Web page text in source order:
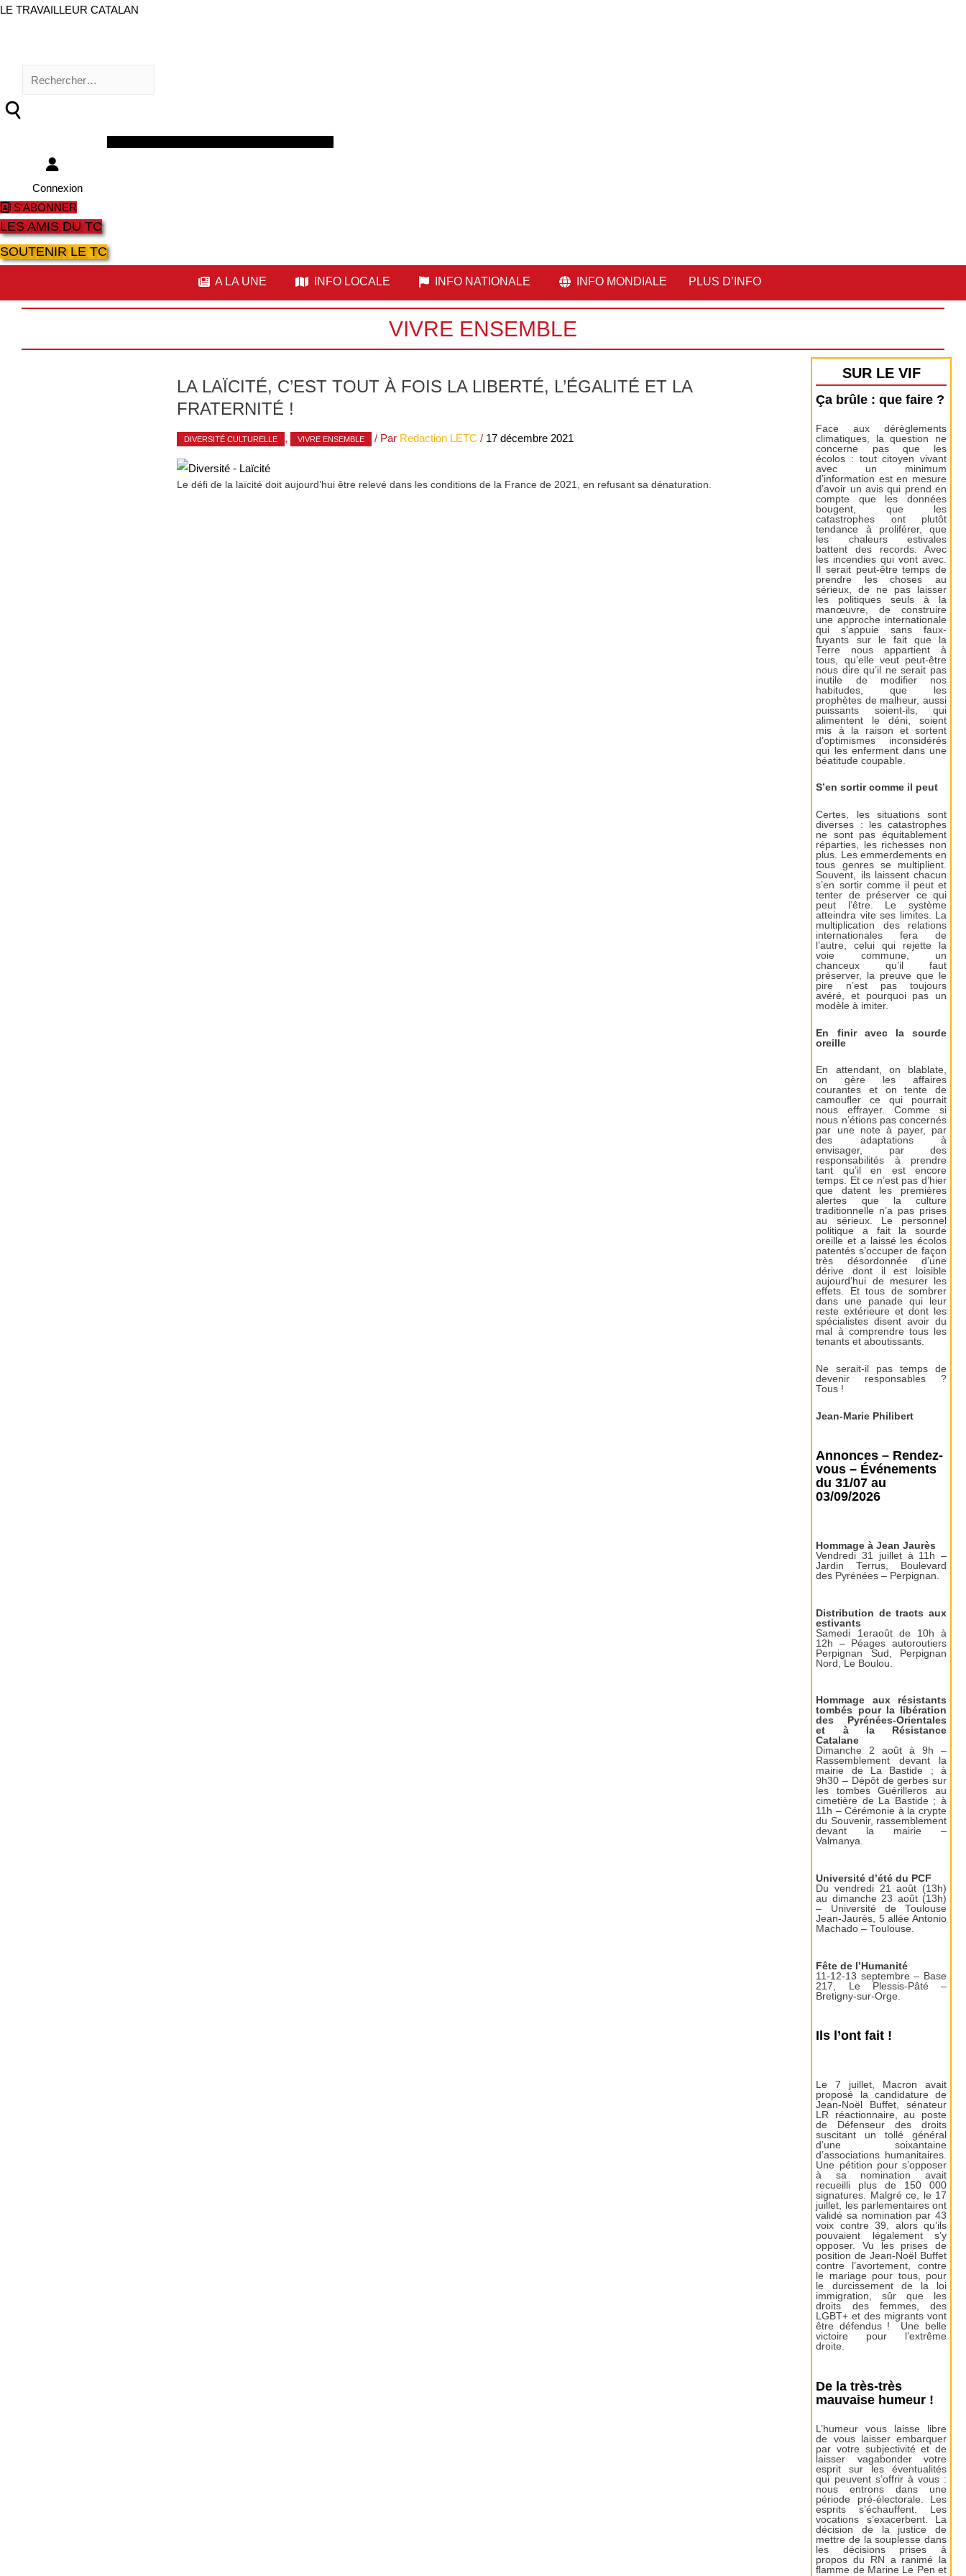
LE TRAVAILLEUR CATALAN
Rechercher :
Connexion
S'ABONNER
LES AMIS DU TC
SOUTENIR LE TC
A LA UNE INFO LOCALE INFO NATIONALE INFO MONDIALE PLUS D’INFO
VIVRE ENSEMBLE
LA LAÏCITÉ, C’EST TOUT À FOIS LA LIBERTÉ, L’ÉGALITÉ ET LA
FRATERNITÉ !
DIVERSITÉ CULTURELLE , VIVRE ENSEMBLE / Par Redaction LETC / 17 décembre 2021
Le défi de la laïcité doit aujourd’hui être relevé dans les conditions de la France de 2021, en refusant sa dénaturation.
SUR LE VIF
Ça brûle : que faire ?
Face aux dérèglements
climatiques, la question ne
concerne pas que les
écolos : tout citoyen vivant
avec un minimum
d’information est en mesure
d’avoir un avis qui prend en
compte que les données
bougent, que les
catastrophes ont plutôt
tendance à proliférer, que
les chaleurs estivales
battent des records. Avec
les incendies qui vont avec.
Il serait peut-être temps de
prendre les choses au
sérieux, de ne pas laisser
les politiques seuls à la
manœuvre, de construire
une approche internationale
qui s’appuie sans faux-
fuyants sur le fait que la
Terre nous appartient à
tous, qu’elle veut peut-être
nous dire qu’il ne serait pas
inutile de modifier nos
habitudes, que les
prophètes de malheur, aussi
puissants soient-ils, qui
alimentent le déni, soient
mis à la raison et sortent
d’optimismes inconsidérés
qui les enferment dans une
béatitude coupable.
S’en sortir comme il peut
Certes, les situations sont
diverses : les catastrophes
ne sont pas équitablement
réparties, les richesses non
plus. Les emmerdements en
tous genres se multiplient.
Souvent, ils laissent chacun
s’en sortir comme il peut et
tenter de préserver ce qui
peut l’être. Le système
atteindra vite ses limites. La
multiplication des relations
internationales fera de
l’autre, celui qui rejette la
voie commune, un
chanceux qu’il faut
préserver, la preuve que le
pire n’est pas toujours
avéré, et pourquoi pas un
modèle à imiter.
En finir avec la sourde
oreille
En attendant, on blablate,
on gère les affaires
courantes et on tente de
camoufler ce qui pourrait
nous effrayer. Comme si
nous n’étions pas concernés
par une note à payer, par
des adaptations à
envisager, par des
responsabilités à prendre
tant qu’il en est encore
temps. Et ce n’est pas d’hier
que datent les premières
alertes que la culture
traditionnelle n’a pas prises
au sérieux. Le personnel
politique a fait la sourde
oreille et a laissé les écolos
patentés s’occuper de façon
très désordonnée d’une
dérive dont il est loisible
aujourd’hui de mesurer les
effets. Et tous de sombrer
dans une panade qui leur
reste extérieure et dont les
spécialistes disent avoir du
mal à comprendre tous les
tenants et aboutissants.
Ne serait-il pas temps de
devenir responsables ?
Tous !
Jean-Marie Philibert
Annonces – Rendez-
vous – Événements
du 31/07 au
03/09/2026
Hommage à Jean Jaurès
Vendredi 31 juillet à 11h –
Jardin Terrus, Boulevard
des Pyrénées – Perpignan.
Distribution de tracts aux
estivants
Samedi 1eraoût de 10h à
12h – Péages autoroutiers
Perpignan Sud, Perpignan
Nord, Le Boulou.
Hommage aux résistants
tombés pour la libération
des Pyrénées-Orientales
et à la Résistance
Catalane
Dimanche 2 août à 9h –
Rassemblement devant la
mairie de La Bastide ; à
9h30 – Dépôt de gerbes sur
les tombes Guérilleros au
cimetière de La Bastide ; à
11h – Cérémonie à la crypte
du Souvenir, rassemblement
devant la mairie –
Valmanya.
Université d’été du PCF
Du vendredi 21 août (13h)
au dimanche 23 août (13h)
– Université de Toulouse
Jean-Jaurès, 5 allée Antonio
Machado – Toulouse.
Fête de l’Humanité
11-12-13 septembre – Base
217, Le Plessis-Pâté –
Bretigny-sur-Orge.
Ils l’ont fait !
Le 7 juillet, Macron avait
proposé la candidature de
Jean-Noël Buffet, sénateur
LR réactionnaire, au poste
de Défenseur des droits
suscitant un tollé général
d’une soixantaine
d’associations humanitaires.
Une pétition pour s’opposer
à sa nomination avait
recueilli plus de 150 000
signatures. Malgré ce, le 17
juillet, les parlementaires ont
validé sa nomination par 43
voix contre 39, alors qu’ils
pouvaient légalement s’y
opposer. Vu les prises de
position de Jean-Noël Buffet
contre l’avortement, contre
le mariage pour tous, pour
le durcissement de la loi
immigration, sûr que les
droits des femmes, des
LGBT+ et des migrants vont
être défendus ! Une belle
victoire pour l’extrême
droite.
De la très-très
mauvaise humeur !
L’humeur vous laisse libre
de vous laisser embarquer
par votre subjectivité et de
laisser vagabonder votre
esprit sur les éventualités
qui peuvent s’offrir à vous :
nous entrons dans une
période pré-électorale. Les
esprits s’échauffent. Les
vocations s’exacerbent. La
décision de la justice de
mettre de la souplesse dans
les décisions prises à
propos du RN a ranimé la
flamme de Marine Le Pen et